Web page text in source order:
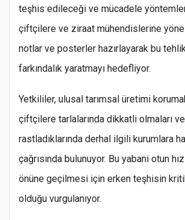
teşhis edileceği ve mücadele
çiftçilere ve ziraat mühendislerine
notlar ve posterler hazırlayarak bu
farkındalık yaratmayı hedefliyor.
Yetkililer, ulusal tarımsal üretimi
çiftçilere tarlalarında dikkatli olmaları
rastladıklarında derhal ilgili kurumlara
çağrısında bulunuyor. Bu yabani otun
önüne geçilmesi için erken teşhisin
olduğu vurgulanıyor.